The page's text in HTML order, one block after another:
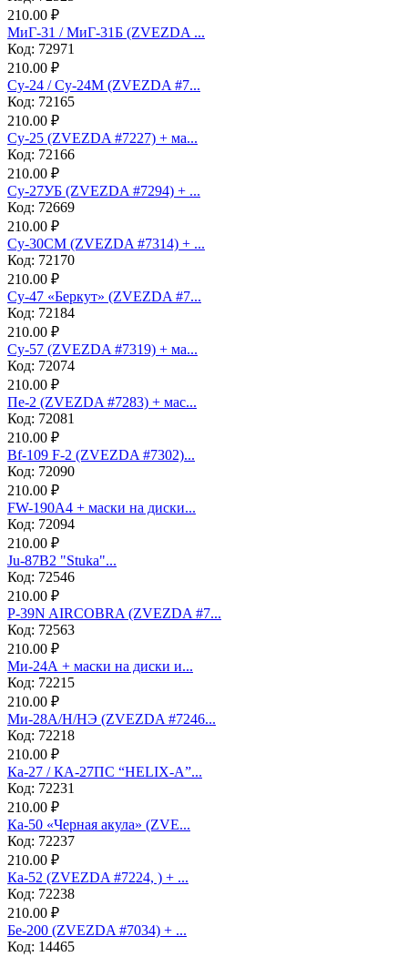
210.00 ₽
МиГ-31 / МиГ-31Б (ZVEZDA ...
Код: 72971
210.00 ₽
Су-24 / Су-24М (ZVEZDA #7...
Код: 72165
210.00 ₽
Су-25 (ZVEZDA #7227) + ма...
Код: 72166
210.00 ₽
Су-27УБ (ZVEZDA #7294) + ...
Код: 72669
210.00 ₽
Су-30СМ (ZVEZDA #7314) + ...
Код: 72170
210.00 ₽
Су-47 «Беркут» (ZVEZDA #7...
Код: 72184
210.00 ₽
Су-57 (ZVEZDA #7319) + ма...
Код: 72074
210.00 ₽
Пе-2 (ZVEZDA #7283) + мас...
Код: 72081
210.00 ₽
Bf-109 F-2 (ZVEZDA #7302)...
Код: 72090
210.00 ₽
FW-190A4 + маски на диски...
Код: 72094
210.00 ₽
Ju-87B2 "Stuka"...
Код: 72546
210.00 ₽
P-39N AIRCOBRA (ZVEZDA #7...
Код: 72563
210.00 ₽
Ми-24А + маски на диски и...
Код: 72215
210.00 ₽
Ми-28А/Н/НЭ (ZVEZDA #7246...
Код: 72218
210.00 ₽
Ка-27 / КА-27ПС “HELIX-A”...
Код: 72231
210.00 ₽
Ка-50 «Черная акула» (ZVE...
Код: 72237
210.00 ₽
Ка-52 (ZVEZDA #7224, ) + ...
Код: 72238
210.00 ₽
Бе-200 (ZVEZDA #7034) + ...
Код: 14465